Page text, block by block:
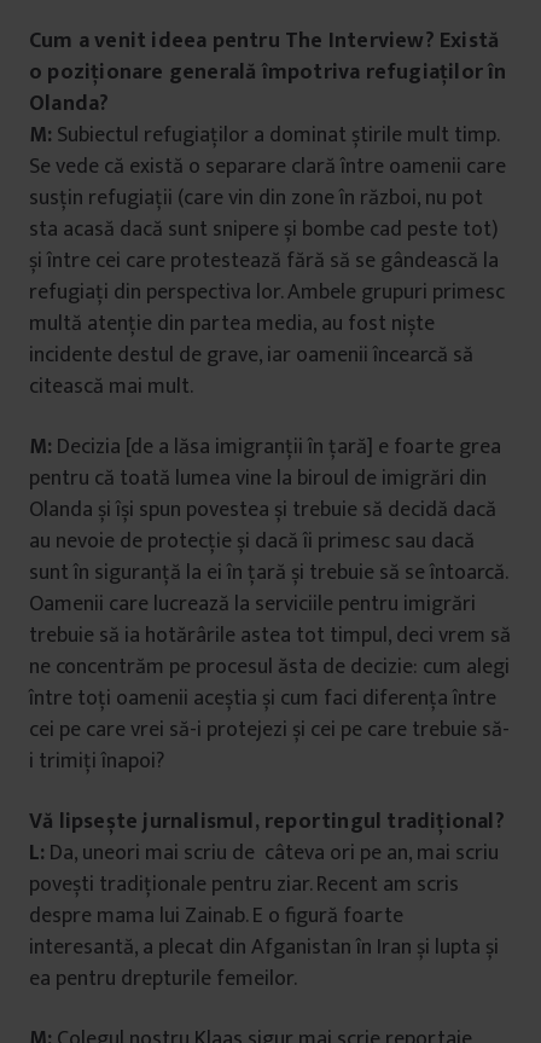
Cum a venit ideea pentru The Interview? Există
o poziționare generală împotriva refugiaților în
Olanda?
M: Subiectul refugiaților a dominat știrile mult timp.
Se vede că există o separare clară între oamenii care
susțin refugiații (care vin din zone în război, nu pot
sta acasă dacă sunt snipere și bombe cad peste tot)
și între cei care protestează fără să se gândească la
refugiați din perspectiva lor. Ambele grupuri primesc
multă atenție din partea media, au fost niște
incidente destul de grave, iar oamenii încearcă să
citească mai mult.
M: Decizia [de a lăsa imigranții în țară] e foarte grea
pentru că toată lumea vine la biroul de imigrări din
Olanda și își spun povestea și trebuie să decidă dacă
au nevoie de protecție și dacă îi primesc sau dacă
sunt în siguranță la ei în țară și trebuie să se întoarcă.
Oamenii care lucrează la serviciile pentru imigrări
trebuie să ia hotărârile astea tot timpul, deci vrem să
ne concentrăm pe procesul ăsta de decizie: cum alegi
între toți oamenii aceștia și cum faci diferența între
cei pe care vrei să-i protejezi și cei pe care trebuie să-
i trimiți înapoi?
Vă lipsește jurnalismul, reportingul tradițional?
L: Da, uneori mai scriu de câteva ori pe an, mai scriu
povești tradiționale pentru ziar. Recent am scris
despre mama lui Zainab. E o figură foarte
interesantă, a plecat din Afganistan în Iran și lupta și
ea pentru drepturile femeilor.